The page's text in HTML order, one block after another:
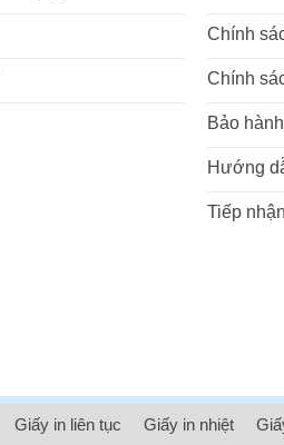
Chính
Chính
Bảo
Hướng
Tiếp
Giấy in liên tục Giấy in nhiệt